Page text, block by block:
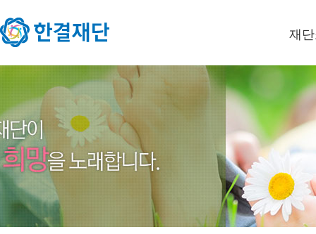
재
이사
미션/
연혁